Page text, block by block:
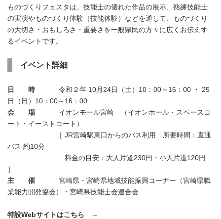
ものづくりフェスタは、技能士の優れた作品の展示、熟練技能士
の実演やものづくり体験（技能体験）などを通して、ものづくり
の大切さ・おもしろさ・重要さを一般県民の方々に広くお伝えす
るイベントです。
イベント詳細
日 時 令和２年 10月24日（土）10：00～16：00 ・ 25
日（日）10：00～16：00
会 場イオンモール宮崎 （イオンホール・スペースコ
ート・イーストコート）
［ JR宮崎駅東口からのバス利用 所要時間：直通
バス 約10分
料金の目安：大人片道230円・小人片道120円
］
主 催 宮崎県・宮崎県地域技能振興コーナー（宮崎県職
業能力開発協会）・宮崎県技能士会連合会
特設Webサイトはこちら →